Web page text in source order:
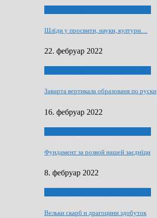
Шлїди у просвити, науки, култури…
22. фебруар 2022
Заварта вертикала образованя по руски
16. фебруар 2022
Фундамент за розвой нашей заєднїци
8. фебруар 2022
Вельки скарб и драгоцини здобуток